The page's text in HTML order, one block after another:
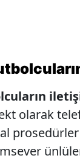
olarak